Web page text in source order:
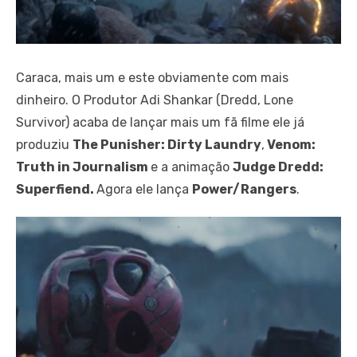
Caraca, mais um e este obviamente com mais
dinheiro. O Produtor Adi Shankar (Dredd, Lone
Survivor) acaba de lançar mais um fã filme ele já
produziu The Punisher: Dirty Laundry, Venom:
Truth in Journalism e a animação Judge Dredd:
Superfiend. Agora ele lança Power/Rangers.